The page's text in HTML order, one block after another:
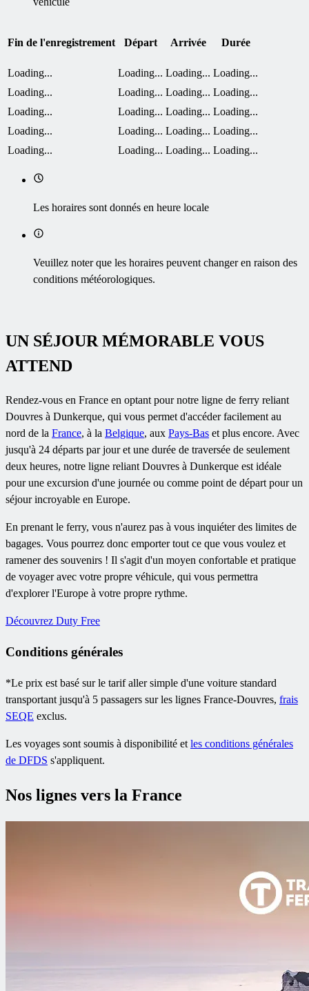
Fin de l'enregistrement Départ Arrivée Durée
Loading... Loading... Loading... Loading...
Loading...
Loading... Loading... Loading...
Loading...
Loading... Loading... Loading...
Loading...
Loading... Loading... Loading...
Loading...
Loading... Loading... Loading...
Les horaires sont donnés en heure locale
Veuillez noter que les horaires peuvent changer en raison des
conditions météorologiques.
UN SÉJOUR MÉMORABLE VOUS
ATTEND
Rendez-vous en France en optant pour notre ligne de ferry reliant
Douvres à Dunkerque, qui vous permet d'accéder facilement au
nord de la France, à la Belgique, aux Pays-Bas et plus encore. Avec
jusqu'à 24 départs par jour et une durée de traversée de seulement
deux heures, notre ligne reliant Douvres à Dunkerque est idéale
pour une excursion d'une journée ou comme point de départ pour un
séjour incroyable en Europe.
En prenant le ferry, vous n'aurez pas à vous inquiéter des limites de
bagages. Vous pourrez donc emporter tout ce que vous voulez et
ramener des souvenirs ! Il s'agit d'un moyen confortable et pratique
de voyager avec votre propre véhicule, qui vous permettra
d'explorer l'Europe à votre propre rythme.
Découvrez Duty Free
Conditions générales
*Le prix est basé sur le tarif aller simple d'une voiture standard
transportant jusqu'à 5 passagers sur les lignes France-Douvres, frais
SEQE exclus.
Les voyages sont soumis à disponibilité et les conditions générales
de DFDS s'appliquent.
Nos lignes vers la France